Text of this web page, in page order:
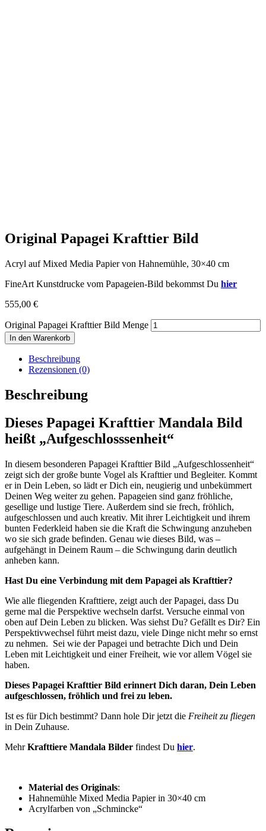
Original Papagei Krafttier Bild
Acryl auf Mixed Media Papier von Hahnemühle, 30×40 cm
FineArt Kunstdrucke vom Papageien-Bild bekommst Du hier
555,00 €
Original Papagei Krafttier Bild Menge
In den Warenkorb
Beschreibung
Rezensionen (0)
Beschreibung
Dieses Papagei Krafttier Mandala Bild
heißt „Aufgeschlosssenheit“
In diesem besonderen Papagei Krafttier Bild „Aufgeschlossenheit“
zeigt sich der große bunte Vogel als Krafttier und Begleiter. Kommt
er in Dein Leben, so lädt er Dich ein, neugierig und unbekümmert
Deinen Weg weiter zu gehen. Papageien sind ganz fröhliche,
gesellige und lustige Tiere. Außerdem sind sie frech, fröhlich,
aufgeschlossen und auch kreativ. Mit ihrer Leichtigkeit und ihrem
bunten Federkleid haben sie die Kraft die Schwingung anzuheben
wo sie sich grade befinden. Genau wie dieses Bild, was –
aufgehängt in Deinem Raum – die Schwingung darin deutlich
anheben kann.
Hast Du eine Verbindung mit dem Papagei als Krafttier?
Wie alle fliegenden Krafttiere, zeigt auch der Papagei, dass Du
gerne mal die Perspektive wechseln darfst. Versuche einmal von
oben auf Dein Leben zu blicken. Was siehst Du? Gefällt es Dir? Ein
Perspektivwechsel führt meist dazu, viele Dinge nicht mehr so ernst
zu nehmen. Sei wie der Papagei und betrachte Dich und Dein
Leben mit Leichtigkeit und einer Freiheit, wie vor allem Vögel sie
haben.
Dieses Papagei Krafttier Bild erinnert Dich daran, Dein Leben
aufgeschlossen, fröhlich und frei zu leben.
Ist es für Dich bestimmt? Dann hole Dir jetzt die Freiheit zu fliegen
in Dein Zuhause.
MehrKrafttiere Mandala Bilder findest Du hier.
Material des Originals:
Hahnemühle Mixed Media Papier in 30×40 cm
Acrylfarben von „Schmincke“